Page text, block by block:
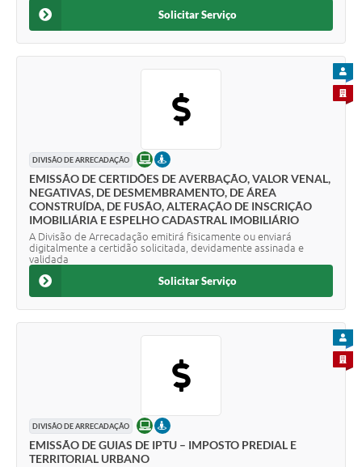
Solicitar Serviço
DIVISÃO DE ARRECADAÇÃO ONLINEPRESENCIAL
EMISSÃO DE CERTIDÕES DE AVERBAÇÃO, VALOR VENAL,
NEGATIVAS, DE DESMEMBRAMENTO, DE ÁREA
CONSTRUÍDA, DE FUSÃO, ALTERAÇÃO DE INSCRIÇÃO
IMOBILIÁRIA E ESPELHO CADASTRAL IMOBILIÁRIO
A Divisão de Arrecadação emitirá fisicamente ou enviará
digitalmente a certidão solicitada, devidamente assinada e
validada
PARA
Solicitar Serviço
DIVISÃO DE ARRECADAÇÃO ONLINEPRESENCIAL
EMISSÃO DE GUIAS DE IPTU – IMPOSTO PREDIAL E
TERRITORIAL URBANO
PARA